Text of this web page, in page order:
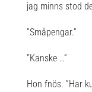
jag minns stod
”Småpengar.”
”Kanske …”
Hon fnös. ”Har